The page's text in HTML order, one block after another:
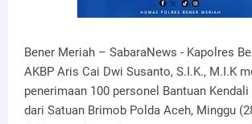
Bener Meriah – SabaraNews - Kapolres
AKBP Aris Cai Dwi Susanto, S.I.K., M.I.K
penerimaan 100 personel Bantuan Kendali
dari Satuan Brimob Polda Aceh, Minggu